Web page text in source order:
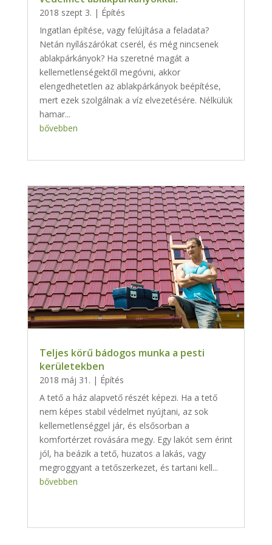
2018 szept 3. | Építés
Ingatlan építése, vagy felújítása a feladata?
Netán nyílászárókat cserél, és még nincsenek
ablakpárkányok? Ha szeretné magát a
kellemetlenségektől megóvni, akkor
elengedhetetlen az ablakpárkányok beépítése,
mert ezek szolgálnak a víz elvezetésére. Nélkülük
hamar...
bővebben
Teljes körű bádogos munka a pesti
kerületekben
2018 máj 31. | Építés
A tető a ház alapvető részét képezi. Ha a tető
nem képes stabil védelmet nyújtani, az sok
kellemetlenséggel jár, és elsősorban a
komfortérzet rovására megy. Egy lakót sem érint
jól, ha beázik a tető, huzatos a lakás, vagy
megroggyant a tetőszerkezet, és tartani kell...
bővebben